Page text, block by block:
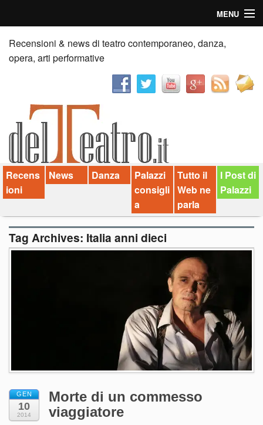
MENU
Home
Recensioni
News
Palazzi consiglia
Video
Chi siamo
Contatti
Recensioni & news di teatro contemporaneo, danza,
opera, arti performative
Recens
ioni
News Danza
Palazzi
consigli
a
Tutto il
Web ne
parla
I Post di
Palazzi
Tag Archives: Italia anni dieci
GEN
10
2014
Morte di un commesso
viaggiatore